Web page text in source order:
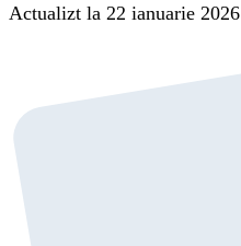
Actualizt la 22 ianuarie 2026